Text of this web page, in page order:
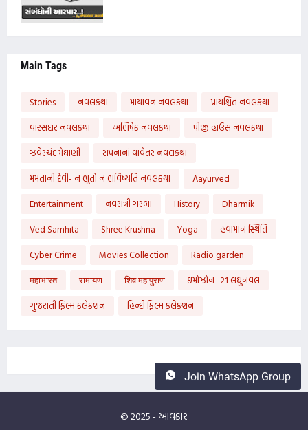
Main Tags
Stories નવલકથા માયાવન નવલકથા
પ્રાયશ્ચિત નવલકથા
વારસદાર નવલકથા
અભિષેક નવલકથા
પીજી હાઉસ નવલકથા
ઝવેરચંદ મેઘાણી
સપનાનાં વાવેતર નવલકથા
મમતાની દેવી- ન ભૂતો ન ભવિષ્યતિ નવલકથા
Aayurved
Entertainment
નવરાત્રી ગરબા History
Dharmik
Ved Samhita
Shree Krushna Yoga
હવામાન સ્થિતિ
Cyber Crime
Movies Collection
Radio garden
महाभारत
रामायण शिव महापुराण
ઇમોઝોન -21 લઘુનવલ
ગુજરાતી ફિલ્મ કલેક્શન
હિન્દી ફિલ્મ કલેક્શન
Join WhatsApp Group
© 2025 -આવકાર